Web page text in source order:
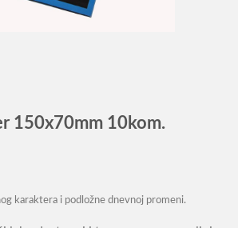
150x70mm 10kom.
karaktera i podložne dnevnoj promeni.